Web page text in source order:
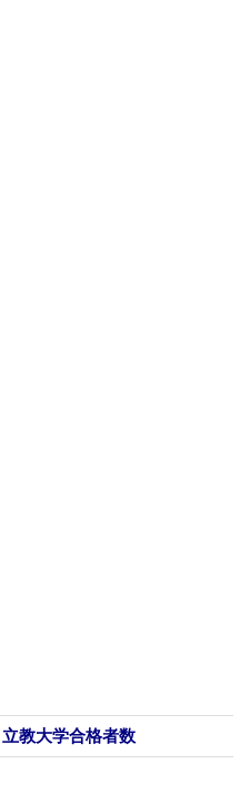
教大学合格者数